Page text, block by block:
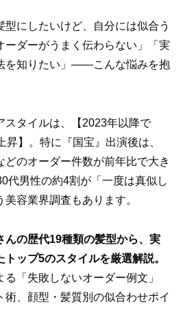
型にしたいけど、自分には似合う
ーダーがうまく伝わらない」「実
を知りたい」――こんな悩みを抱
スタイルは、【2023年以降で
】。特に『国宝』出演後は、
どのオーダー件数が前年比で大き
代男性の約4割が「一度は真似し
容業界調査もあります。
んの歴代19種類の髪型から、実
ップ5のスタイルを厳選解説。
「失敗しないオーダー例文」
、顔型・髪質別の似合わせポイ